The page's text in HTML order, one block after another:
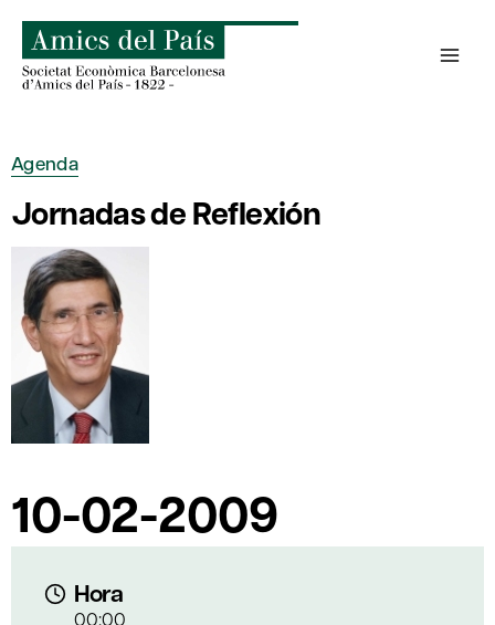
contenido
Agenda
Jornadas de Reflexión
10-02-2009
Hora
00:00